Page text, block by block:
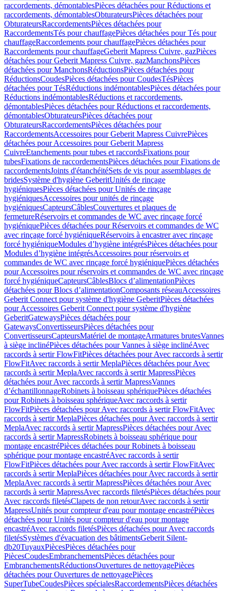
raccordements, démontablesPièces détachées pour Réductions et
raccordements, démontablesObturateursPièces détachées pour
ObturateursRaccordementsPièces détachées pour
RaccordementsTés pour chauffagePièces détachées pour Tés pour
chauffageRaccordements pour chauffagePièces détachées pour
Raccordements pour chauffageGeberit Mapress Cuivre, gazPièces
détachées pour Geberit Mapress Cuivre, gazManchonsPièces
détachées pour ManchonsRéductionsPièces détachées pour
RéductionsCoudesPièces détachées pour CoudesTésPièces
détachées pour TésRéductions indémontablesPièces détachées pour
Réductions indémontablesRéductions et raccordements,
démontablesPièces détachées pour Réductions et raccordements,
démontablesObturateursPièces détachées pour
ObturateursRaccordementsPièces détachées pour
RaccordementsAccessoires pour Geberit Mapress CuivrePièces
détachées pour Accessoires pour Geberit Mapress
CuivreEtanchements pour tubes et raccordsFixations pour
tubesFixations de raccordementsPièces détachées pour Fixations de
raccordementsJoints d'étanchéitéSets de vis pour assemblages de
bridesSystème d'hygiène GeberitUnités de rinçage
hygiéniquesPièces détachées pour Unités de rinçage
hygiéniquesAccessoires pour unités de rinçage
hygiéniquesCapteursCâblesCouvertures et plaques de
fermetureRéservoirs et commandes de WC avec rinçage forcé
hygiéniquePièces détachées pour Réservoirs et commandes de WC
avec rinçage forcé hygiéniqueRéservoirs à encastrer avec rinçage
forcé hygiéniqueModules d’hygiène intégrésPièces détachées pour
Modules d’hygiène intégrésAccessoires pour réservoirs et
commandes de WC avec rinçage forcé hygiéniquePièces détachées
pour Accessoires pour réservoirs et commandes de WC avec rinçage
forcé hygiéniqueCapteursCâblesBlocs d’alimentationPièces
détachées pour Blocs d’alimentationComposants réseauAccessoires
Geberit Connect pour système d'hygiène GeberitPièces détachées
pour Accessoires Geberit Connect pour système d'hygiène
GeberitGatewaysPièces détachées pour
GatewaysConvertisseursPièces détachées pour
ConvertisseursCapteursMatériel de montageArmatures brutesVannes
à siège inclinéPièces détachées pour Vannes à siège inclinéAvec
raccords à sertir FlowFitPièces détachées pour Avec raccords à sertir
FlowFitAvec raccords à sertir MeplaPièces détachées pour Avec
raccords à sertir MeplaAvec raccords à sertir MapressPièces
détachées pour Avec raccords à sertir MapressVannes
d’échantillonnageRobinets à boisseau sphériquePièces détachées
pour Robinets à boisseau sphériqueAvec raccords à sertir
FlowFitPièces détachées pour Avec raccords à sertir FlowFitAvec
raccords à sertir MeplaPièces détachées pour Avec raccords à sertir
MeplaAvec raccords à sertir MapressPièces détachées pour Avec
raccords à sertir MapressRobinets à boisseau sphérique pour
montage encastréPièces détachées pour Robinets à boisseau
sphérique pour montage encastréAvec raccords à sertir
FlowFitPièces détachées pour Avec raccords à sertir FlowFitAvec
raccords à sertir MeplaPièces détachées pour Avec raccords à sertir
MeplaAvec raccords à sertir MapressPièces détachées pour Avec
raccords à sertir MapressAvec raccords filetésPièces détachées pour
Avec raccords filetésClapets de non retourAvec raccords à sertir
MapressUnités pour compteur d'eau pour montage encastréPièces
détachées pour Unités pour compteur d'eau pour montage
encastréAvec raccords filetésPièces détachées pour Avec raccords
filetésSystèmes d'évacuation des bâtimentsGeberit Silent-
db20TuyauxPiècesPièces détachées pour
PiècesCoudesEmbranchementsPièces détachées pour
EmbranchementsRéductionsOuvertures de nettoyagePièces
détachées pour Ouvertures de nettoyagePièces
SuperTubeCoudesPièces spécialesRaccordementsPièces détachées